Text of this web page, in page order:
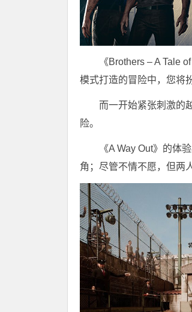
《Brothers – A Tale
模式打造的冒险中，您将
而一开始紧张刺激的
险。
《A Way Out》的体
角；尽管不情不愿，但两